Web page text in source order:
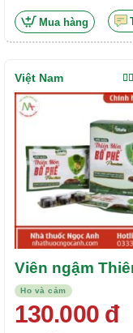
Mua hàng
Ho và cảm
Viên ngậm
Môn Bổ Phế
Premium
130.000đ
Việt Nam